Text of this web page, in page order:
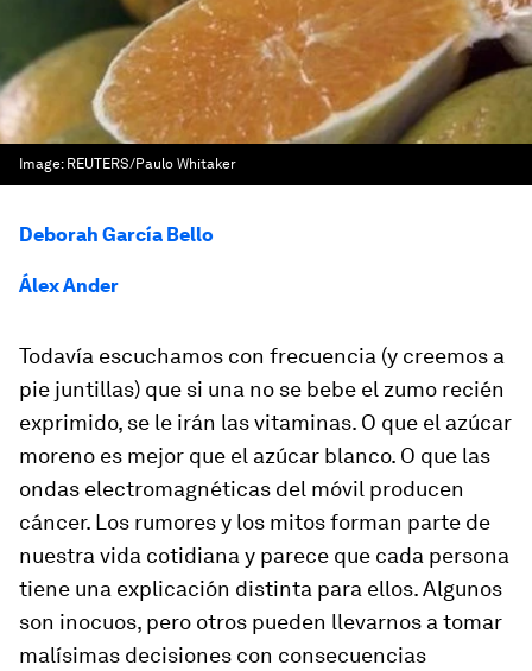
Image: REUTERS/Paulo Whitaker
Deborah García Bello
Álex Ander
Todavía escuchamos con frecuencia (y creemos a
pie juntillas) que si una no se bebe el zumo recién
exprimido, se le irán las vitaminas. O que el azúcar
moreno es mejor que el azúcar blanco. O que las
ondas electromagnéticas del móvil producen
cáncer. Los rumores y los mitos forman parte de
nuestra vida cotidiana y parece que cada persona
tiene una explicación distinta para ellos. Algunos
son inocuos, pero otros pueden llevarnos a tomar
malísimas decisiones con consecuencias